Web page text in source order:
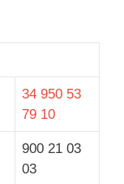
34 950 53
79 10
900 21 03
03